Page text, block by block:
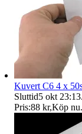
Kuvert C6 4 x
Sluttid5 okt 23:13.
Pris:88 kr,Köp nu.